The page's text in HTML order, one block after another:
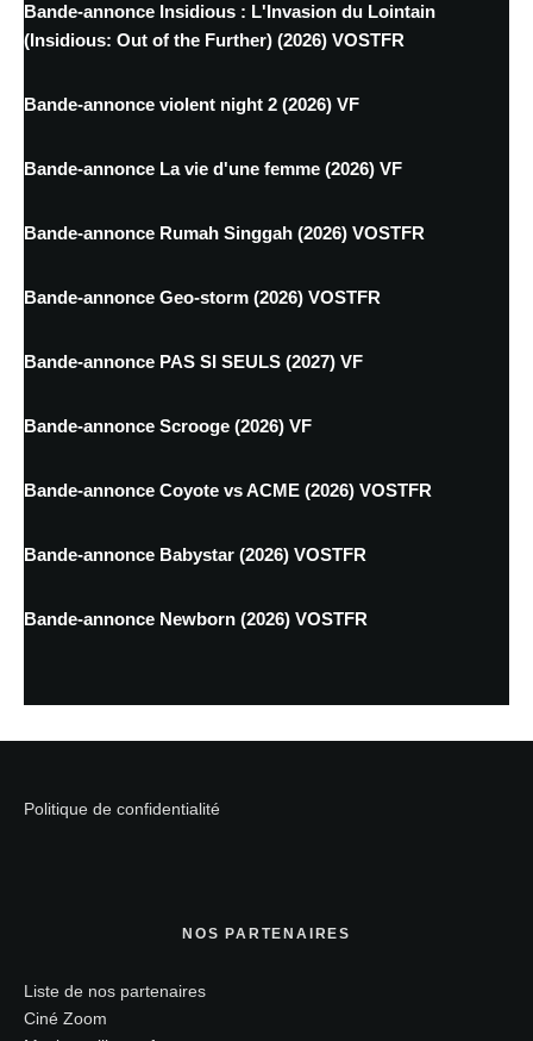
Bande-annonce Insidious : L'Invasion du Lointain
(Insidious: Out of the Further) (2026) VOSTFR
Bande-annonce violent night 2 (2026) VF
Bande-annonce La vie d'une femme (2026) VF
Bande-annonce Rumah Singgah (2026) VOSTFR
Bande-annonce Geo-storm (2026) VOSTFR
Bande-annonce PAS SI SEULS (2027) VF
Bande-annonce Scrooge (2026) VF
Bande-annonce Coyote vs ACME (2026) VOSTFR
Bande-annonce Babystar (2026) VOSTFR
Bande-annonce Newborn (2026) VOSTFR
Politique de confidentialité
NOS PARTENAIRES
Liste de nos partenaires
Ciné Zoom